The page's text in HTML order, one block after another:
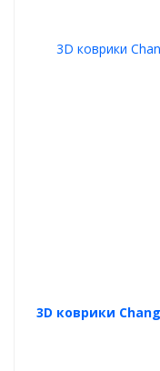
3D коврики